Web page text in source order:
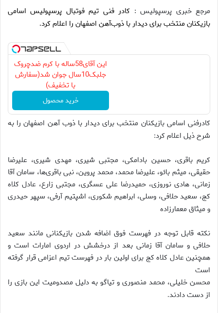
مرجع خبری پرسپولیس : کادر فنی تیم فوتبال پرسپولیس اسامی
بازیکنان منتخب برای دیدار با ذوب‌آهن اصفهان را اعلام کرد.
این آقای58ساله با کرم ضدچروک
جلبک10سال جوان شد(سفارش
با تخفیف)
خرید محصول
کادرفنی اسامی بازیکنان منتخب برای دیدار با ذوب آهن اصفهان را به
شرح ذیل اعلام کرد:
کریم باقری، حسین بادامکی، مجتبی شیری، مهدی شیری، علیرضا
حقیقی، میثم بائو، علیرضا محمد، محمد پروین، نبی باقری‌ها، سامان آقا
زمانی، هادی نوروزی، حمیدرضا علی عسگری، مجتبی زارع، عادل کلاه
کج، سعید حلافی، وسلی، ابراهیم شکوری، اشپتیم آرفی، سپهر حیدری
و میثاق معمارزاده
نکته قابل توجه در فهرست فوق اضافه شدن بازیکنانی مانند سعید
حلافی و سامان آقا زمانی بعد از درخشش در اردوی امارات است و
همچنین عادل کلاه کج برای اولین بار در فهرست تیم اعزامی قرار گرفته
است
محسن خلیلی، محمد منصوری و تیاگو به دلیل مصدومیت این بازی را
از دست دادند.